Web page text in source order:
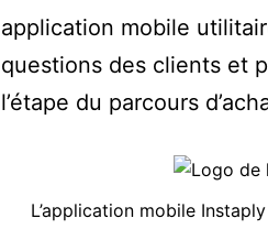
application mobile
questions des clients et
l’étape du parcours
L’application mobile